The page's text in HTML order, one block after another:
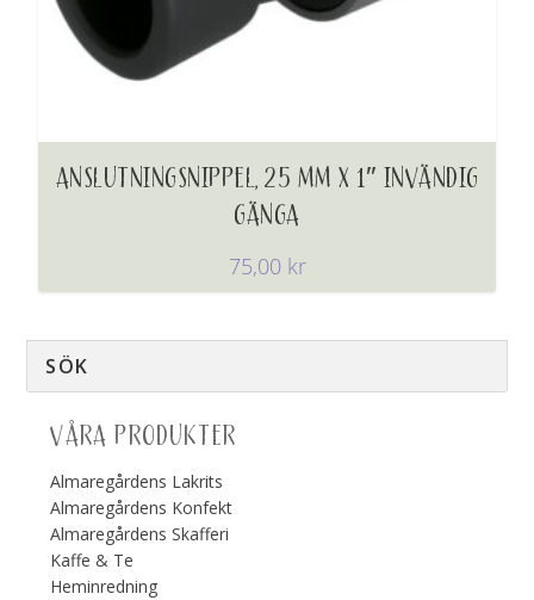
ANSLUTNINGSNIPPEL, 25 MM X 1″ INVÄNDIG
GÄNGA
75,00 kr
VÅRA PRODUKTER
Almaregårdens Lakrits
Almaregårdens Konfekt
Almaregårdens Skafferi
Kaffe & Te
Heminredning